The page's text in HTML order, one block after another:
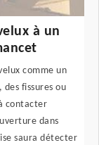
à un
comme un
fissures ou
contacter
dans
saura détecter